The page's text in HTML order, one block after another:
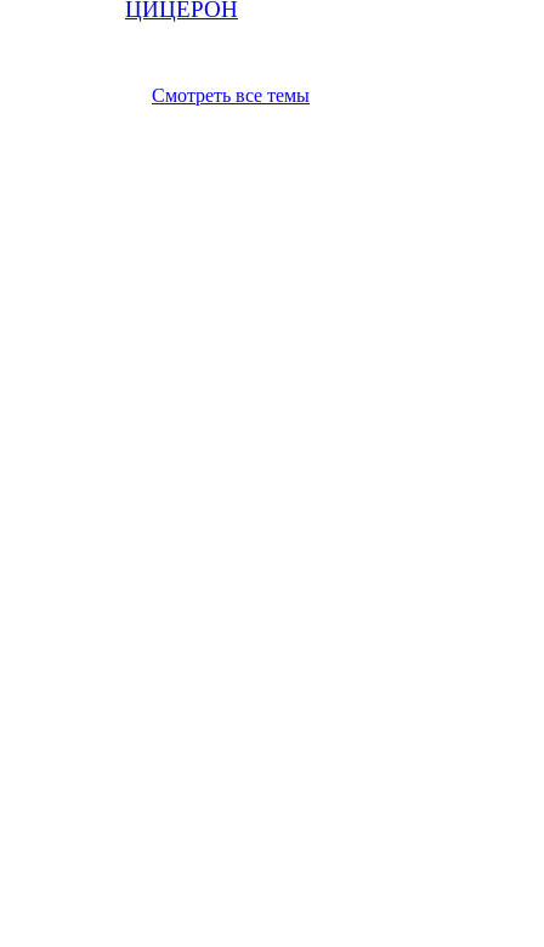
ЦИЦЕРОН
Смотреть все темы